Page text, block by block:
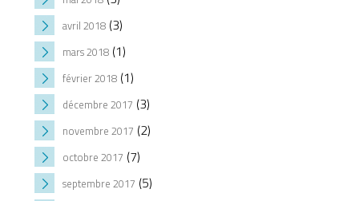
avril 2018(3)
mars 2018(1)
février 2018(1)
décembre 2017 (3)
novembre 2017 (2)
octobre 2017 (7)
septembre 2017 (5)